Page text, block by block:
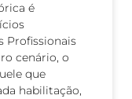
é
Profissionais
cenário, o
que
habilitação,